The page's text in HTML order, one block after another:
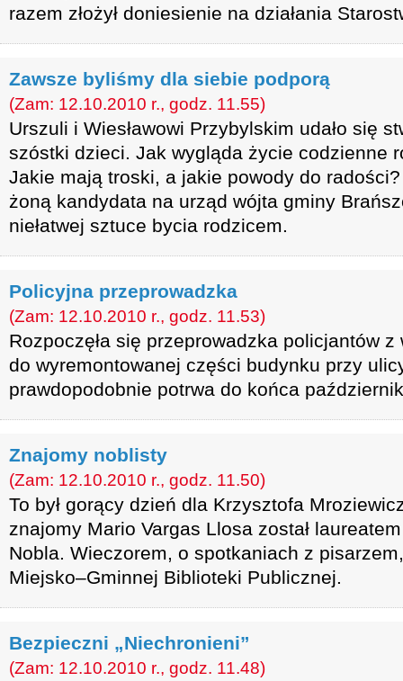
razem złożył doniesienie na działania
Zawsze byliśmy dla siebie podporą
(Zam: 12.10.2010 r., godz. 11.55)
Urszuli i Wiesławowi Przybylskim udało się
szóstki dzieci. Jak wygląda życie codzienne
Jakie mają troski, a jakie powody do
żoną kandydata na urząd wójta gminy
niełatwej sztuce bycia rodzicem.
Policyjna przeprowadzka
(Zam: 12.10.2010 r., godz. 11.53)
Rozpoczęła się przeprowadzka policjantów
do wyremontowanej części budynku przy
prawdopodobnie potrwa do końca
Znajomy noblisty
(Zam: 12.10.2010 r., godz. 11.50)
To był gorący dzień dla Krzysztofa
znajomy Mario Vargas Llosa został
Nobla. Wieczorem, o spotkaniach z
Miejsko–Gminnej Biblioteki Publicznej.
Bezpieczni „Niechronieni”
(Zam: 12.10.2010 r., godz. 11.48)